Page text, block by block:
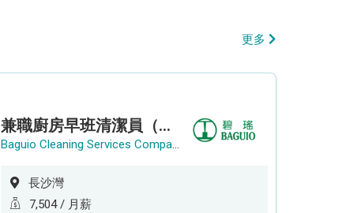
更多
兼職廚房早班清潔員（長沙灣）
Baguio Cleaning Services Company Limited
長沙灣
7,504 / 月薪